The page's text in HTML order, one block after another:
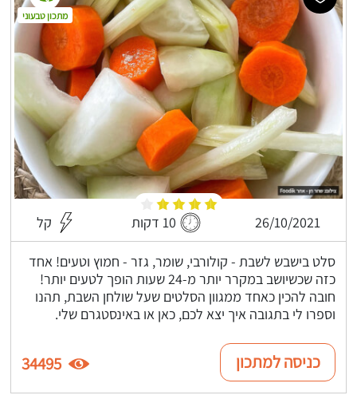
26/10/2021 10 דקות קל
סלט בישבש לשבת - קולורבי, שומר, גזר - חמוץ וטעים! אחד
כזה שכשיושב במקרר יותר מ-24 שעות הופך לטעים יותר!
חובה להכין כאחד ממגוון הסלטים שעל שולחן השבת, תהנו
וספרו לי בתגובה איך יצא לכם, כאן או באינסטגרם שלי.
מתכון טבעוני
כניסה למתכון 34495